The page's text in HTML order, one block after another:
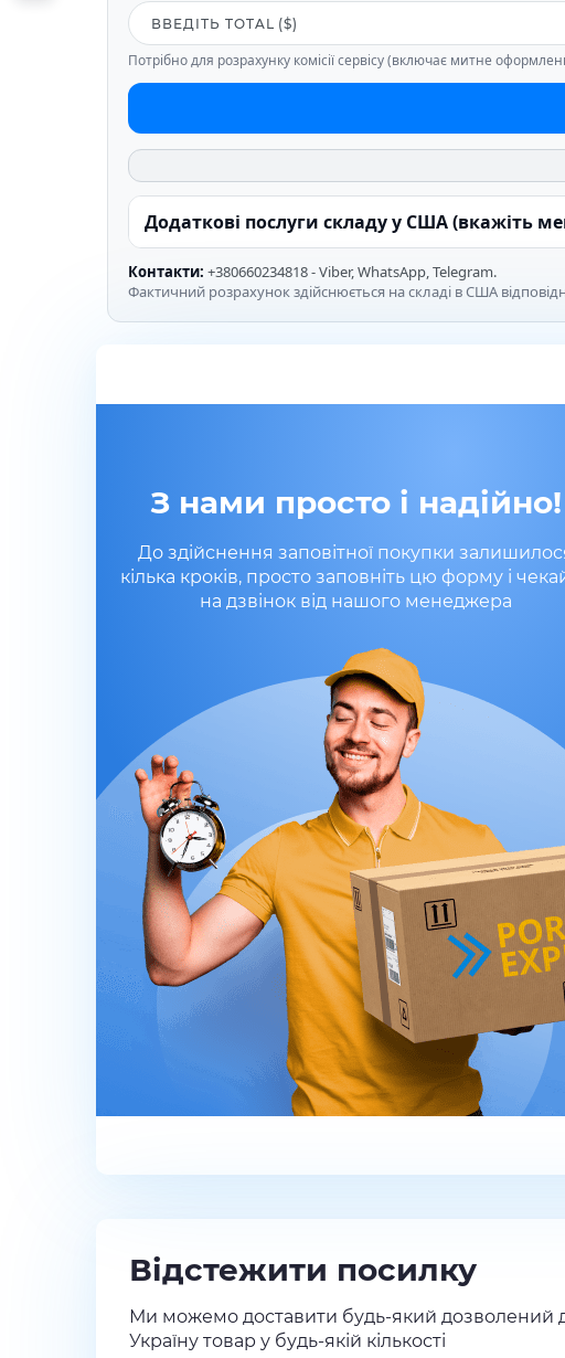
Потрібно для розрахунку комісії сервісу (включає митне
Додаткові послуги складу у США (вкажіть
Контакти: +380660234818 - Viber, WhatsApp, Telegram.
Фактичний розрахунок здійснюється на складі в США
З нами просто і надійно!
До здійснення заповітної покупки
кілька кроків, просто заповніть цю форму і
на дзвінок від нашого менеджера
Відстежити посилку
Ми можемо доставити будь-який дозволений
Україну товар у будь-якій кількості